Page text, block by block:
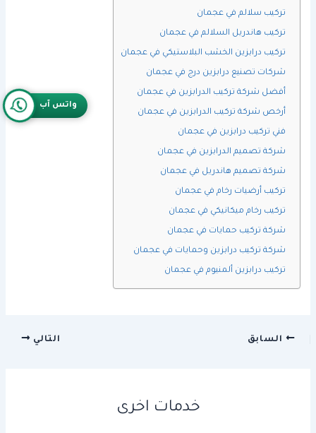
تركيب سلالم في عجمان
تركيب هاندريل السلالم في عجمان
تركيب درابزين الخشب البلاستيكي في عجمان
شركات تصنيع درابزين درج في عجمان
أفضل شركة تركيب الدرابزين في عجمان
أرخص شركة تركيب الدرابزين في عجمان
فني تركيب درابزين في عجمان
شركة تصميم الدرابزين في عجمان
شركة تصميم هاندريل في عجمان
تركيب أرضيات رخام في عجمان
تركيب رخام ميكانيكي في عجمان
شركة تركيب حمايات في عجمان
شركة تركيب درابزين وحمايات في عجمان
تركيب درابزين ألمنيوم في عجمان
السابق التالي
خدمات اخرى
واتس آب